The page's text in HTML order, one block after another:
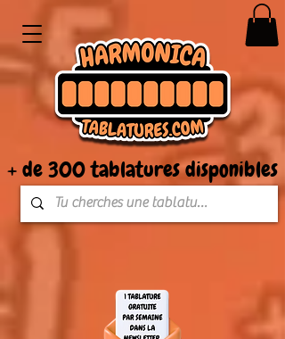
+ de 300 tablatures disponibles